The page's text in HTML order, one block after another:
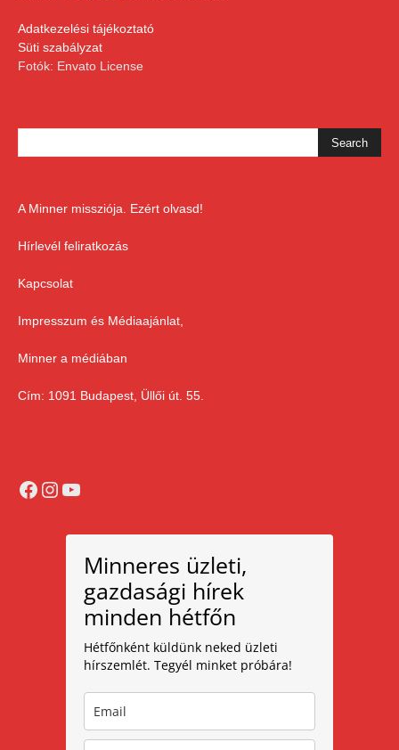
Adatkezelési tájékoztató
Süti szabályzat
Fotók: Envato License
A Minner missziója. Ezért olvasd!
Hírlevél feliratkozás
Kapcsolat
Impresszum és Médiaajánlat,
Minner a médiában
Cím: 1091 Budapest, Üllői út. 55.
Facebook
Instagram
YouTube
Minneres üzleti,
gazdasági hírek
minden hétfőn
Hétfőnként küldünk neked üzleti
hírszemlét. Tegyél minket próbára!